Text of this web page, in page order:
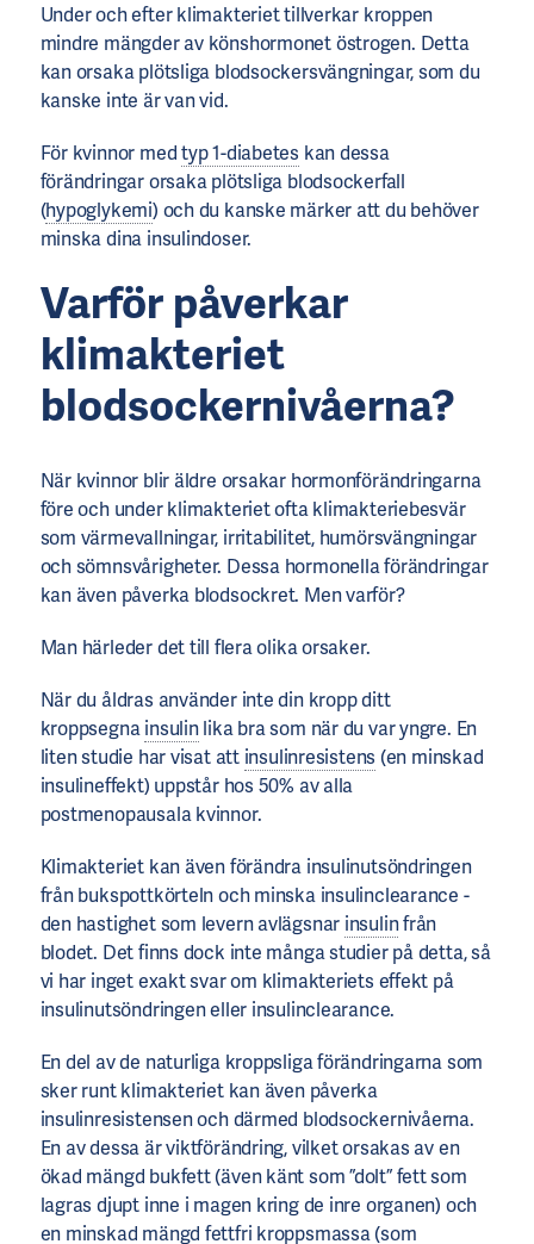
Under och efter klimakteriet tillverkar kroppen
mindre mängder av könshormonet östrogen. Detta
kan orsaka plötsliga blodsockersvängningar, som du
kanske inte är van vid.
För kvinnor medtyp 1-diabetes kan dessa
förändringar orsaka plötsliga blodsockerfall
(hypoglykemi) och du kanske märker att du behöver
minska dina insulindoser.
Varför påverkar
klimakteriet
blodsockernivåerna?
När kvinnor blir äldre orsakar hormonförändringarna
före och under klimakteriet ofta klimakteriebesvär
som värmevallningar, irritabilitet, humörsvängningar
och sömnsvårigheter. Dessa hormonella förändringar
kan även påverka blodsockret. Men varför?
Man härleder det till flera olika orsaker.
När du åldras använder inte din kropp ditt
kroppsegnainsulinlika bra som när du var yngre. En
liten studie har visat att insulinresistens (en minskad
insulineffekt) uppstår hos 50% av alla
postmenopausala kvinnor.
Klimakteriet kan även förändra insulinutsöndringen
från bukspottkörteln och minska insulinclearance -
den hastighet som levern avlägsnar insulinfrån
blodet. Det finns dock inte många studier på detta, så
vi har inget exakt svar om klimakteriets effekt på
insulinutsöndringen eller insulinclearance.
En del av de naturliga kroppsliga förändringarna som
sker runt klimakteriet kan även påverka
insulinresistensen och därmed blodsockernivåerna.
En av dessa är viktförändring, vilket orsakas av en
ökad mängd bukfett (även känt som ”dolt” fett som
lagras djupt inne i magen kring de inre organen) och
en minskad mängd fettfri kroppsmassa (som